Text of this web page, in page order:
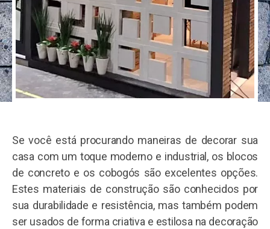
Se você está procurando maneiras de decorar sua
casa com um toque moderno e industrial, os blocos
de concreto e os cobogós são excelentes opções.
Estes materiais de construção são conhecidos por
sua durabilidade e resistência, mas também podem
ser usados ​​de forma criativa e estilosa na decoração